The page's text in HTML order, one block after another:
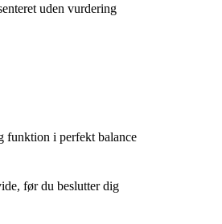
uden vurdering
funktion i perfekt balance
før du beslutter dig